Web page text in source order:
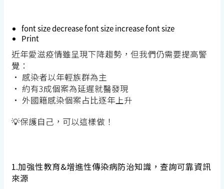
font sizedecrease font size increase font size
Print
近年愛滋疫情雖呈現下降趨勢，但我們仍需要提高警
覺：
• 感染者以年輕族群為主
• 約有3成個案為延遲就醫發現
• 外國籍感染個案占比逐年上升
💡保護自己，可以這樣做！
1️.加強性教育&增進性傳染病防治知識，查詢可靠資訊
來源